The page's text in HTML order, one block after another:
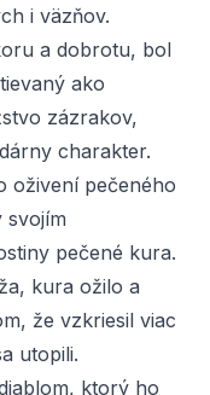
i väzňov.
a dobrotu, bol
ako
zázrakov,
charakter.
oživení pečeného
svojím
pečené kura.
kura ožilo a
že vzkriesil viac
utopili.
ktorý ho